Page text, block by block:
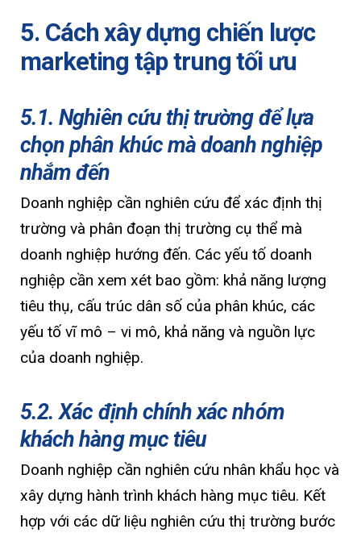
5. Cách xây dựng chiến lược
marketing tập trung tối ưu
5.1. Nghiên cứu thị trường để lựa
chọn phân khúc mà doanh nghiệp
nhắm đến
Doanh nghiệp cần nghiên cứu để xác định thị
trường và phân đoạn thị trường cụ thể mà
doanh nghiệp hướng đến. Các yếu tố doanh
nghiệp cần xem xét bao gồm: khả năng lượng
tiêu thụ, cấu trúc dân số của phân khúc, các
yếu tố vĩ mô – vi mô, khả năng và nguồn lực
của doanh nghiệp.
5.2. Xác định chính xác nhóm
khách hàng mục tiêu
Doanh nghiệp cần nghiên cứu nhân khẩu học và
xây dựng hành trình khách hàng mục tiêu. Kết
hợp với các dữ liệu nghiên cứu thị trường bước